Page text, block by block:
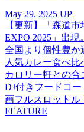
May 29. 2025 UP
【更新】「森道
EXPO 2025」出現。
全国より個性豊か
人気カレー食べ比
カロリー軒との合
DJ付きフードコ
画フルスロットル
FEATURE